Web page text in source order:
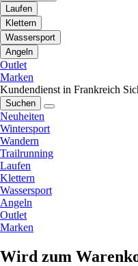
Laufen
Klettern
Wassersport
Angeln
Outlet
Marken
Kundendienst in Frankreich
Suchen
Neuheiten
Wintersport
Wandern
Trailrunning
Laufen
Klettern
Wassersport
Angeln
Outlet
Marken
Wird zum